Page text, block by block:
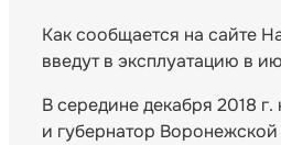
Как сообщается на сайте
введут в эксплуатацию в
В середине декабря 2018
и губернатор